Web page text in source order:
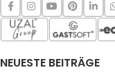
NEUESTE BEITRÄGE